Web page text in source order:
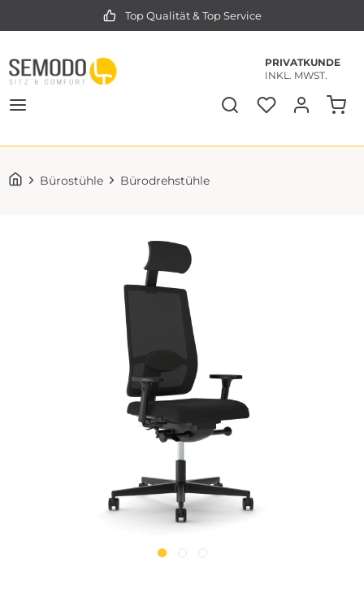
Top Qualität & Top Service
PRIVATKUNDE
INKL. MWST.
Bürostühle Bürodrehstühle